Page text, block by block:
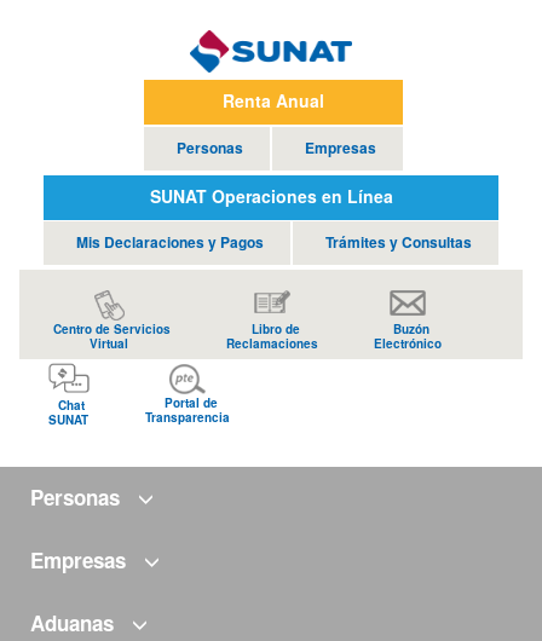
Renta Anual
Personas Empresas
SUNAT Operaciones en Línea
Mis Declaraciones y Pagos Trámites y Consultas
Centro de Servicios
Virtual
Libro de
Reclamaciones
Buzón
Electrónico
Chat
SUNAT
Portal de
Transparencia
Personas
Empresas
Aduanas